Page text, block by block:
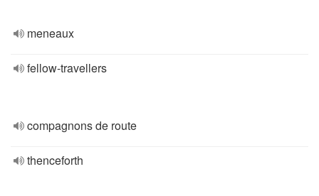
meneaux
fellow-travellers
compagnons de route
thenceforth